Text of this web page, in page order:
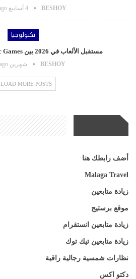
BESHOY 4 أسابيع ago
تكنولوجيا
مستقبل الألعاب في 2026 بين Epic Games وPlayStation…
BESHOY شهرين ago
LOAD MORE POSTS
أضف رابطك هنا
Malaga Travel
زيادة متابعين
موقع برستيج
زيادة متابعين انستقرام
زيادة متابعين تيك توك
نظارات شمسية رجالية راقية
دكتو اكس